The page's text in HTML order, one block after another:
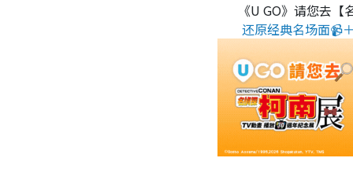
《U GO》请您去
还原经典名场面📹